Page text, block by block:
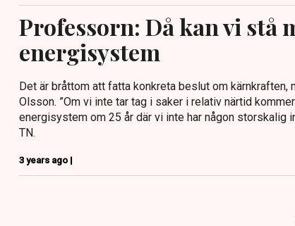
Professorn: Då kan vi stå
energisystem
Det är bråttom att fatta konkreta beslut om kärnkraften,
Olsson. ”Om vi inte tar tag i saker i relativ närtid
energisystem om 25 år där vi inte har någon storskalig
TN.
3 years ago |